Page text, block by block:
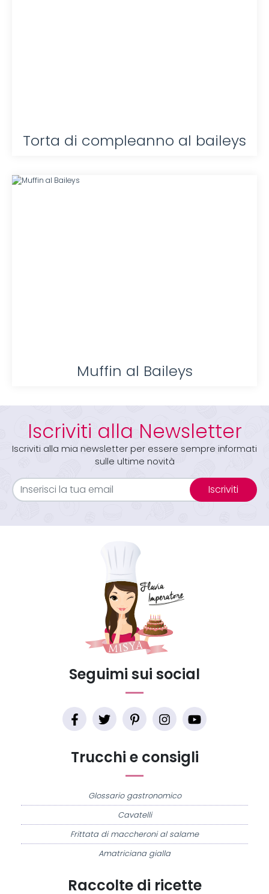
Torta di compleanno al baileys
Muffin al Baileys
Iscriviti alla Newsletter
Iscriviti alla mia newsletter per essere sempre informati
sulle ultime novità
Iscriviti
Raccolte di ricette
Trucchi e consigli
Glossario gastronomico
Cavatelli
Frittata di maccheroni al salame
Amatriciana gialla
Seguimi sui social